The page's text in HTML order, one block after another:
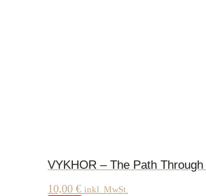
VYKHOR – The Path
10,00 € inkl. MwSt.